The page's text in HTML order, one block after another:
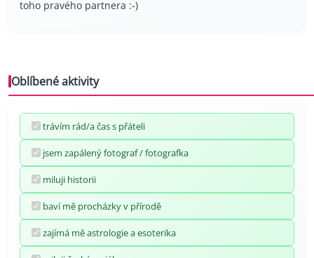
toho pravého partnera :-)
Oblíbené aktivity
trávím rád/a čas s přáteli
jsem zapálený fotograf / fotografka
miluji historii
baví mě procházky v přírodě
zajímá mě astrologie a esoterika